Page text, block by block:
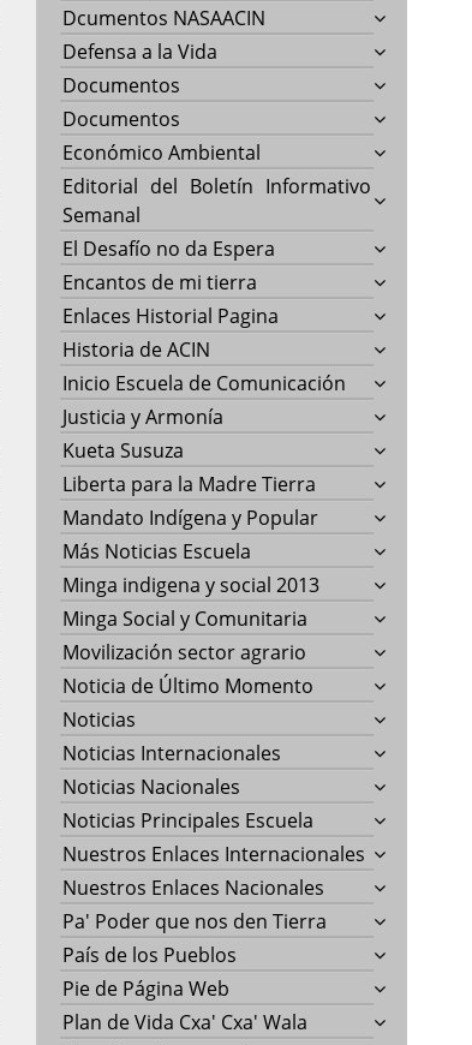
Dcumentos NASAACIN
Defensa a la Vida
Documentos
Documentos
Económico Ambiental
Editorial del Boletín Informativo
Semanal
El Desafío no da Espera
Encantos de mi tierra
Enlaces Historial Pagina
Historia de ACIN
Inicio Escuela de Comunicación
Justicia y Armonía
Kueta Susuza
Liberta para la Madre Tierra
Mandato Indígena y Popular
Más Noticias Escuela
Minga indigena y social 2013
Minga Social y Comunitaria
Movilización sector agrario
Noticia de Último Momento
Noticias
Noticias Internacionales
Noticias Nacionales
Noticias Principales Escuela
Nuestros Enlaces Internacionales
Nuestros Enlaces Nacionales
Pa' Poder que nos den Tierra
País de los Pueblos
Pie de Página Web
Plan de Vida Cxa' Cxa' Wala